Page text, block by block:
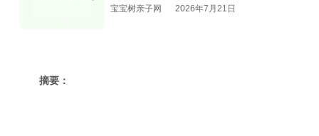
宝宝树亲子网 2026年7月21日
摘要：